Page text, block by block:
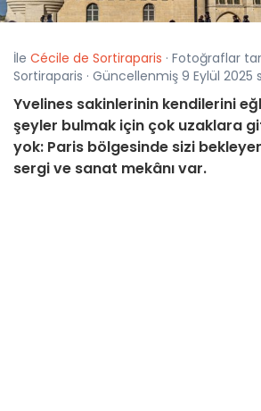
İle Cécile de Sortiraparis · Fotoğraflar
Sortiraparis · Güncellenmiş 9 Eylül 2025
Yvelines sakinlerinin kendilerini
şeyler bulmak için çok uzaklara
yok: Paris bölgesinde sizi
sergi ve sanat mekânı var.